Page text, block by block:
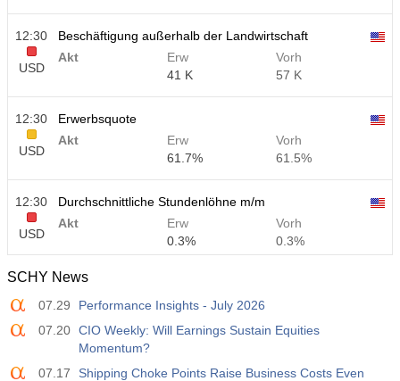
12:30
USD
Beschäftigung außerhalb der Landwirtschaft
Akt
Erw
41 K
Vorh
57 K
12:30
USD
Erwerbsquote
Akt
Erw
61.7%
Vorh
61.5%
12:30
USD
Durchschnittliche Stundenlöhne m/m
Akt
Erw
0.3%
Vorh
0.3%
12:30
Durchschnittlicher Wochenverdienst y/y
Akt
Erw
3.5%
3.5%
12:30
Beschäftigung außerhalb der Landwirtschaft
SCHY News
07.29
Performance Insights - July 2026
07.20 CIO Weekly: Will Earnings Sustain Equities
Momentum?
07.17
Shipping Choke Points Raise Business Costs Even